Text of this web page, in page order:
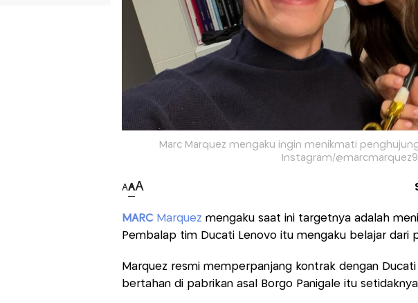
Marc Marquez mengaku ingin menikmati
Instagram/
AAA
MARCMarquez mengaku saat ini targetnya adalah
Pembalap tim Ducati Lenovo itu mengaku belajar dari
Marquez resmi memperpanjang kontrak dengan
bertahan di pabrikan asal Borgo Panigale itu